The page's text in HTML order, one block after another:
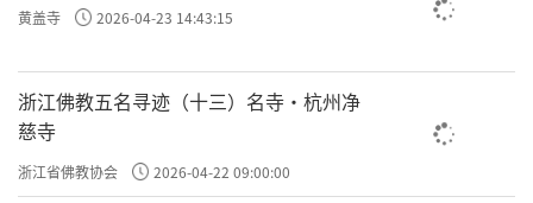
黄盖寺 2026-04-23 14:43:15
浙江佛教五名寻迹（十三）名寺·杭州净
慈寺
浙江省佛教协会 2026-04-22 09:00:00